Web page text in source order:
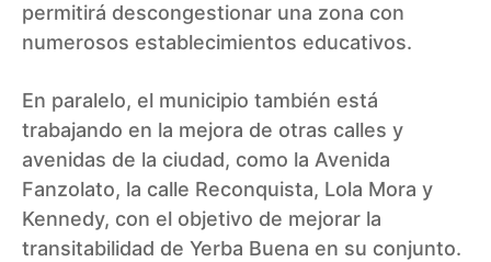
permitirá descongestionar una zona con
numerosos establecimientos educativos.
En paralelo, el municipio también está
trabajando en la mejora de otras calles y
avenidas de la ciudad, como la Avenida
Fanzolato, la calle Reconquista, Lola Mora y
Kennedy, con el objetivo de mejorar la
transitabilidad de Yerba Buena en su conjunto.